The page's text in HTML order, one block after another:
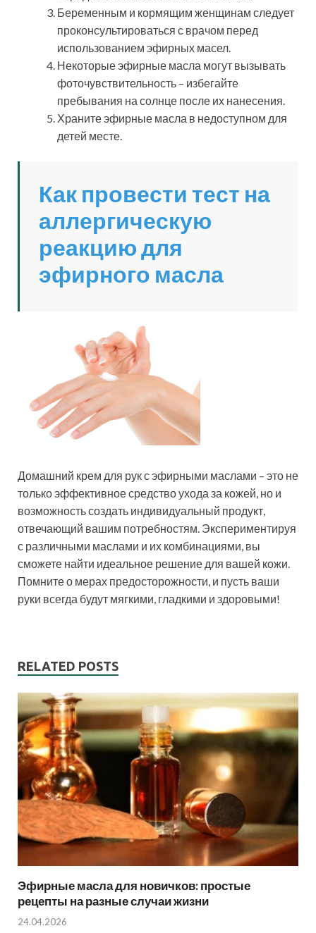
Беременным и кормящим женщинам следует
проконсультироваться с врачом перед
использованием эфирных масел.
Некоторые эфирные масла могут вызывать
фоточувствительность – избегайте
пребывания на солнце после их нанесения.
Храните эфирные масла в недоступном для
детей месте.
Как провести тест на
аллергическую
реакцию для
эфирного масла
Домашний крем для рук с эфирными маслами – это не
только эффективное средство ухода за кожей, но и
возможность создать индивидуальный продукт,
отвечающий вашим потребностям. Экспериментируя
с различными маслами и их комбинациями, вы
сможете найти идеальное решение для вашей кожи.
Помните о мерах предосторожности, и пусть ваши
руки всегда будут мягкими, гладкими и здоровыми!
RELATED POSTS
Эфирные масла для новичков: простые
рецепты на разные случаи жизни
24.04.2026